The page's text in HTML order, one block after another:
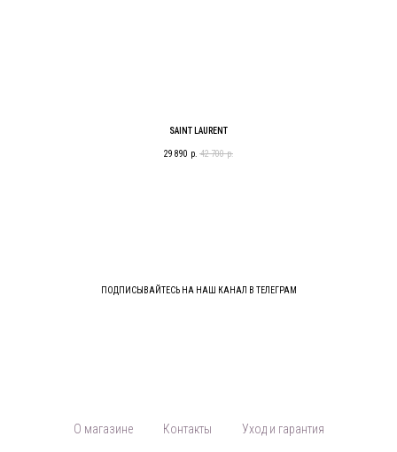
SAINT LAURENT
29 890 р. 42 700 р.
ПОДПИСЫВАЙТЕСЬ НА НАШ КАНАЛ В ТЕЛЕГРАМ
О магазине Контакты Уход и гарантия